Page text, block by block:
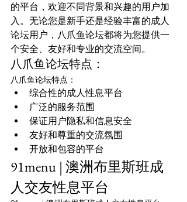
的平台，欢迎不同背景和兴趣的用户加
入。无论您是新手还是经验丰富的成人
论坛用户，八爪鱼论坛都将为您提供一
个安全、友好和专业的交流空间。
八爪鱼论坛特点：
八爪鱼论坛特点：
综合性的成人性息平台
广泛的服务范围
保证用户隐私和信息安全
友好和尊重的交流氛围
开放和包容的平台
91menu | 澳洲布里斯班成
人交友性息平台